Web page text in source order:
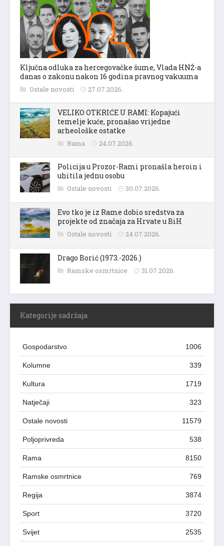
Ključna odluka za hercegovačke šume, Vlada HNŽ-a
danas o zakonu nakon 16 godina pravnog vakuuma
Ostale novosti 27.07.2026.
VELIKO OTKRIĆE U RAMI: Kopajući
temelje kuće, pronašao vrijedne
arheološke ostatke
Rama 24.07.2026.
Policija u Prozor-Rami pronašla heroin i
uhitila jednu osobu
Ostale novosti 30.07.2026.
Evo tko je iz Rame dobio sredstva za
projekte od značaja za Hrvate u BiH
Ostale novosti 24.07.2026.
Drago Borić (1973.-2026.)
Ramske osmrtnice 31.07.2026.
Kategorije sadržaja
Gospodarstvo 1006
Kolumne 339
Kultura 1719
Natječaji 323
Ostale novosti 11579
Poljoprivreda 538
Rama 8150
Ramske osmrtnice 769
Regija 3874
Sport 3720
Svijet 2535